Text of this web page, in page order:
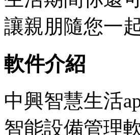
讓親朋隨您一
軟件介紹
中興智慧生活
智能設備管理